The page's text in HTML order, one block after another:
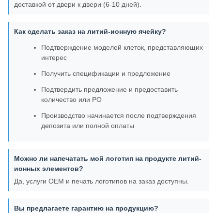
доставкой от двери к двери (6-10 дней).
Как сделать заказ на литий-ионную ячейку?
Подтверждение моделей клеток, представляющих
интерес
Получить спецификации и предложение
Подтвердить предложение и предоставить
количество или PO
Производство начинается после подтверждения
депозита или полной оплаты
Можно ли напечатать мой логотип на продукте литий-
ионных элементов?
Да, услуги OEM и печать логотипов на заказ доступны.
Вы предлагаете гарантию на продукцию?